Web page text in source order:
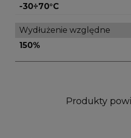
-30÷70°C
Wydłużenie względne
150%
Produkty